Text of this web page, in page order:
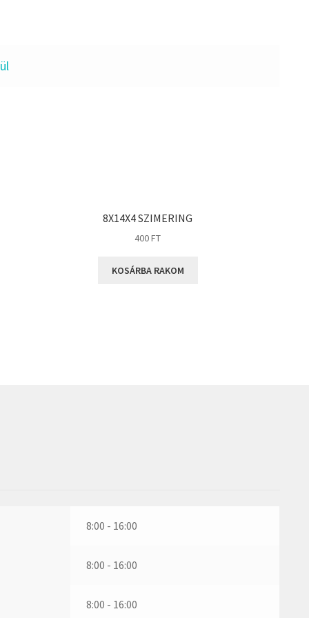
8X14X4 SZIMERING
400FT
KOSÁRBA RAKOM
8:00 - 16:00
8:00 - 16:00
8:00 - 16:00